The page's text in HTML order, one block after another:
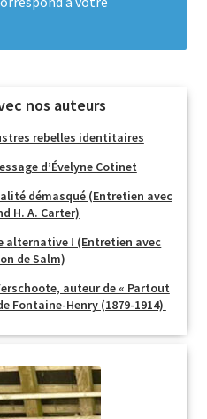
et cookies
nos auteurs
rebelles identitaires
d’Évelyne Cotinet
démasqué (Entretien avec
H. A. Carter)
alternative ! (Entretien avec
de Salm)
auteur de « Partout
Fontaine-Henry (1879-1914)